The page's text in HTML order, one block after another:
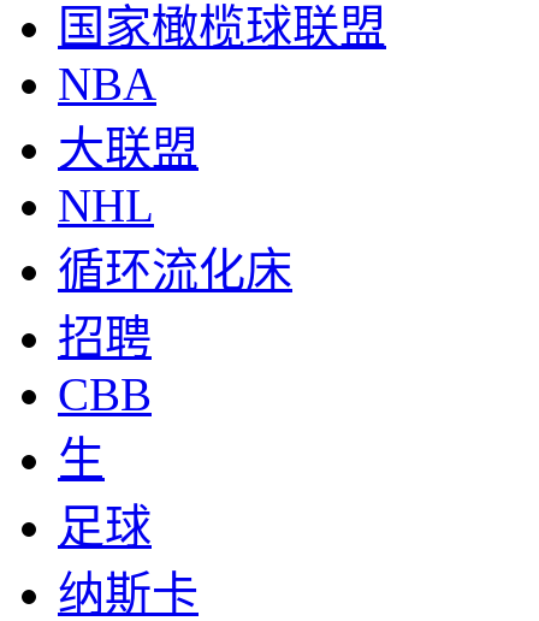
国家橄榄球联盟
NBA
大联盟
NHL
循环流化床
招聘
CBB
生
足球
纳斯卡